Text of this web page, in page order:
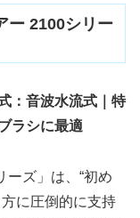
ー 2100シリー
：音波水流式｜特
ラシに最適
ーズ」は、“初め
に圧倒的に支持